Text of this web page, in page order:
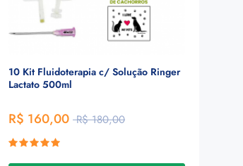
10 Kit Fluidoterapia c/ Solução Ringer
Lactato 500ml
R$ 160,00 R$ 180,00